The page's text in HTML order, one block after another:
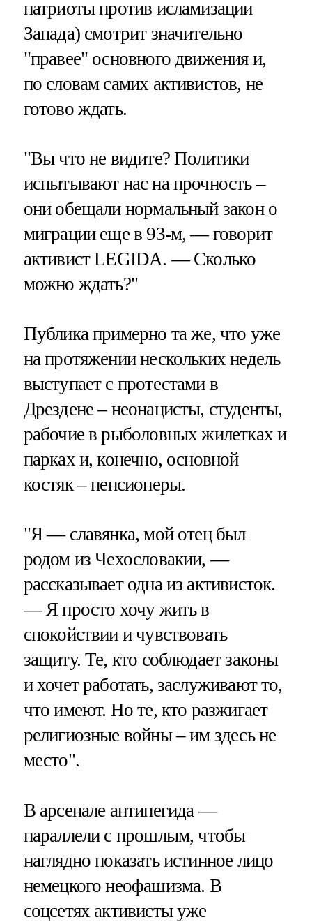
патриоты против исламизации
Запада) смотрит значительно
"правее" основного движения и,
по словам самих активистов, не
готово ждать.
"Вы что не видите? Политики
испытывают нас на прочность –
они обещали нормальный закон о
миграции еще в 93-м, — говорит
активист LEGIDA. — Сколько
можно ждать?"
Публика примерно та же, что уже
на протяжении нескольких недель
выступает с протестами в
Дрездене – неонацисты, студенты,
рабочие в рыболовных жилетках и
парках и, конечно, основной
костяк – пенсионеры.
"Я — славянка, мой отец был
родом из Чехословакии, —
рассказывает одна из активисток.
— Я просто хочу жить в
спокойствии и чувствовать
защиту. Те, кто соблюдает законы
и хочет работать, заслуживают то,
что имеют. Но те, кто разжигает
религиозные войны – им здесь не
место".
В арсенале антипегида —
параллели с прошлым, чтобы
наглядно показать истинное лицо
немецкого неофашизма. В
соцсетях активисты уже